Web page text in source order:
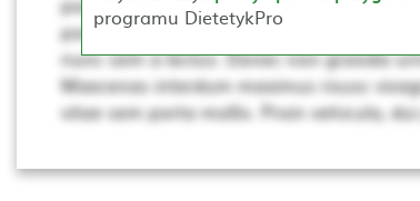
porta mollis. Proin vehicula, dui pretium
nunc sem a lectus. Donec non gravida
Maecenas interdum maximus risusc
vitae sem porta mollis. Proin vehicula,
programu DietetykPro